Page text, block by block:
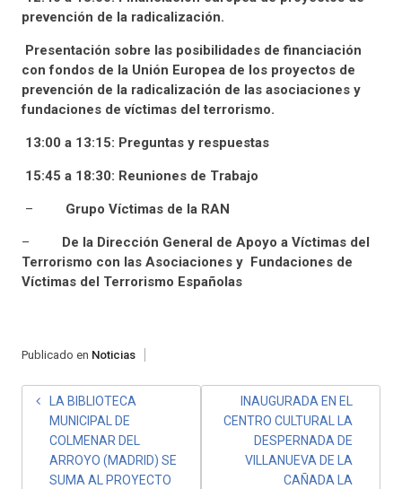
prevención de la radicalización.
Presentación sobre las posibilidades de financiación
con fondos de la Unión Europea de los proyectos de
prevención de la radicalización de las asociaciones y
fundaciones de víctimas del terrorismo.
13:00 a 13:15: Preguntas y respuestas
15:45 a 18:30: Reuniones de Trabajo
– Grupo Víctimas de la RAN
–
De la Dirección General de Apoyo a Víctimas del
Terrorismo con las Asociaciones y Fundaciones de
Víctimas del Terrorismo Españolas
Publicado en Noticias
NAVEGACIÓN
ENTRADAS
LA BIBLIOTECA
MUNICIPAL DE
COLMENAR DEL
ARROYO (MADRID) SE
SUMA AL PROYECTO
INAUGURADA EN EL
CENTRO CULTURAL LA
DESPERNADA DE
VILLANUEVA DE LA
CAÑADA LA